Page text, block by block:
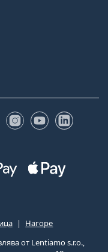
Instagram
YouTube
Нагоре
от Lentiamo s.r.o.,